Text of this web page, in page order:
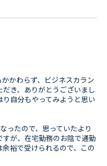
かわらず、ビジネスカラン
き、ありがとうございまし
自分もやってみようと思い
ったので、思っていたより
が、在宅勤務のお陰で通勤
裕で受けられるので、この